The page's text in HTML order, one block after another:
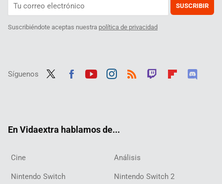
SUSCRIBIR
Suscribiéndote aceptas nuestra política de privacidad
Síguenos
En Vidaextra hablamos de...
Cine Análisis
Nintendo Switch Nintendo Switch 2